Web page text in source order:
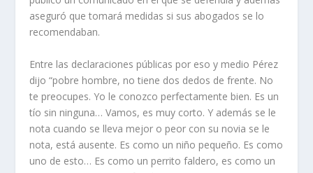
aseguró que tomará medidas si sus abogados se lo
recomendaban.
Entre las declaraciones públicas por eso y medio Pérez
dijo “pobre hombre, no tiene dos dedos de frente. No
te preocupes. Yo le conozco perfectamente bien. Es un
tío sin ninguna… Vamos, es muy corto. Y además se le
nota cuando se lleva mejor o peor con su novia se le
nota, está ausente. Es como un niño pequeño. Es como
uno de esto… Es como un perrito faldero, es como un